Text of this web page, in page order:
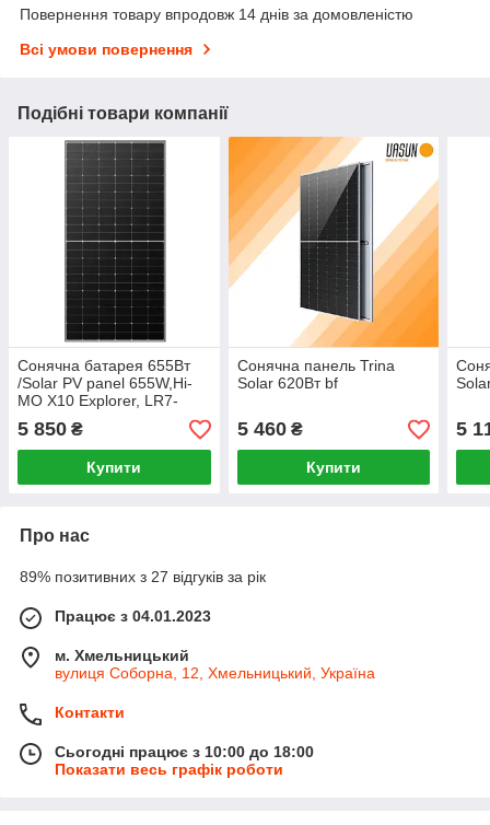
Повернення товару впродовж 14 днів за домовленістю
Всі умови повернення
Подібні товари компанії
Сонячна батарея 655Вт
/Solar PV panel 655W,Hi-
MO X10 Explorer, LR7-
72HVH-655M, cable
200/400mm LONGI
5 850 ₴
Купити
Сонячна панель Trina
Solar 620Вт bf
5 460₴
Купити
5
Про нас
89% позитивних з 27 відгуків за рік
Працює з 04.01.2023
м. Хмельницький
вулиця Соборна, 12, Хмельницький, Україна
Контакти
Сьогодні працює з 10:00 до 18:00
Показати весь графік роботи